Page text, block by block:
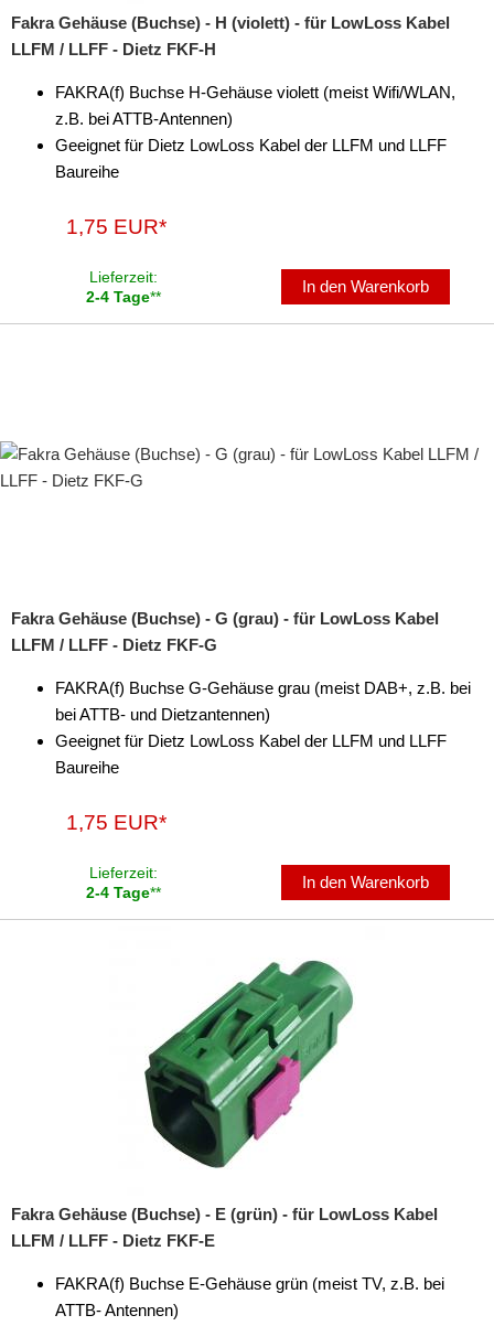
Fakra Gehäuse (Buchse) - H (violett) - für LowLoss Kabel
LLFM / LLFF - Dietz FKF-H
FAKRA(f) Buchse H-Gehäuse violett (meist Wifi/WLAN,
z.B. bei ATTB-Antennen)
Geeignet für Dietz LowLoss Kabel der LLFM und LLFF
Baureihe
1,75 EUR*
Lieferzeit:
2-4 Tage**
In den Warenkorb
Fakra Gehäuse (Buchse) - G (grau) - für LowLoss Kabel
LLFM / LLFF - Dietz FKF-G
FAKRA(f) Buchse G-Gehäuse grau (meist DAB+, z.B. bei
bei ATTB- und Dietzantennen)
Geeignet für Dietz LowLoss Kabel der LLFM und LLFF
Baureihe
1,75 EUR*
Lieferzeit:
2-4 Tage**
In den Warenkorb
Fakra Gehäuse (Buchse) - E (grün) - für LowLoss Kabel
LLFM / LLFF - Dietz FKF-E
FAKRA(f) Buchse E-Gehäuse grün (meist TV, z.B. bei
ATTB- Antennen)